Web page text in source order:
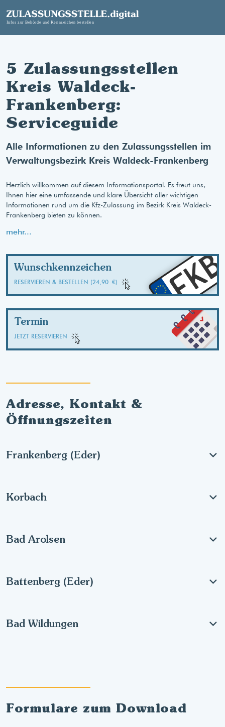
5 Zulassungsstellen
Kreis Waldeck-
Frankenberg:
Serviceguide
Alle Informationen zu den Zulassungsstellen im
Verwaltungsbezirk Kreis Waldeck-Frankenberg
Herzlich willkommen auf diesem Informationsportal. Es freut uns,
Ihnen hier eine umfassende und klare Übersicht aller wichtigen
Informationen rund um die Kfz-Zulassung im Bezirk Kreis Waldeck-
Frankenberg bieten zu können.
mehr...
Wunschkennzeichen
RESERVIEREN & BESTELLEN (24,90 €)
Termin
JETZT RESERVIEREN
Adresse, Kontakt &
Öffnungszeiten
Frankenberg (Eder)
Korbach
Bad Arolsen
Battenberg (Eder)
Bad Wildungen
Formulare zum Download